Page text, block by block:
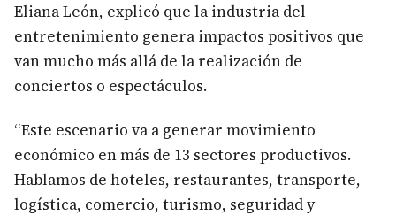
Eliana León, explicó que la industria del
entretenimiento genera impactos positivos que
van mucho más allá de la realización de
conciertos o espectáculos.
“Este escenario va a generar movimiento
económico en más de 13 sectores productivos.
Hablamos de hoteles, restaurantes, transporte,
logística, comercio, turismo, seguridad y